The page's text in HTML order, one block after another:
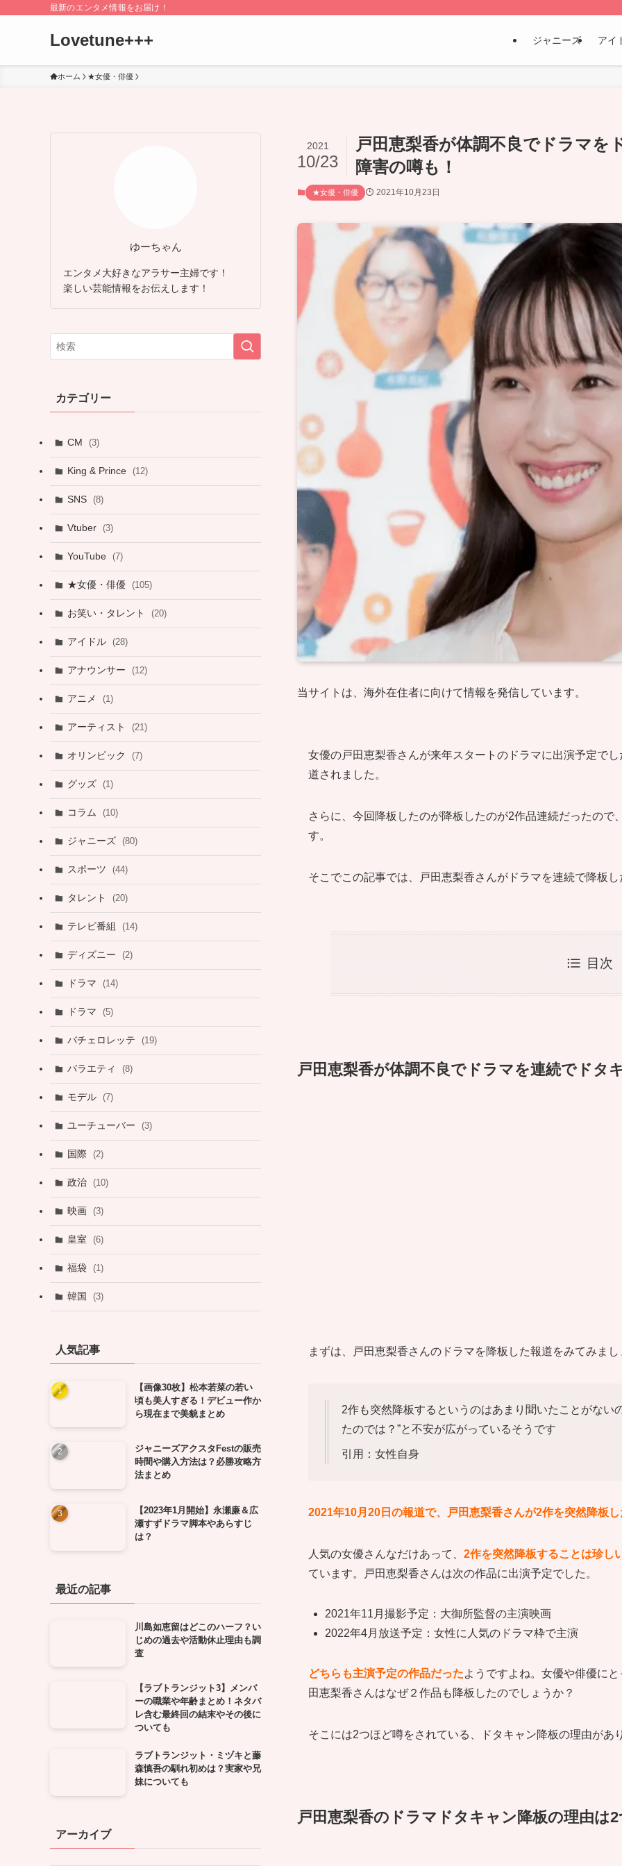
最新のエンタメ情報をお届け！
Lovetune+++ ジャニーズ アイ
ホーム ★女優・俳優
戸田恵梨香が体調不良でドラマを
障害の噂も！
2021
10/23
★女優・俳優 2021年10月23日
当サイトは、海外在住者に向けて情報を発信しています。
女優の戸田恵梨香さんが来年スタートのドラマに出演予定で
道されました。
さらに、今回降板したのが降板したのが2作品連続だったの
す。
そこでこの記事では、戸田恵梨香さんがドラマを連続で降板し
目次
戸田恵梨香が体調不良でドラマを連続でドタ
まずは、戸田恵梨香さんのドラマを降板した報道をみてみまし
2作も突然降板するというのはあまり聞いたことがない
たのでは？”と不安が広がっているそうです
引用：女性自身
2021年10月20日の報道で、戸田恵梨香さんが2作を突然降板し
人気の女優さんなだけあって、 2作を突然降板することは珍し
ています。戸田恵梨香さんは次の作品に出演予定でした。
2021年11月撮影予定：大御所監督の主演映画
2022年4月放送予定：女性に人気のドラマ枠で主演
どちらも主演予定の作品だったようですよね。女優や俳優に
田恵梨香さんはなぜ２作品も降板したのでしょうか？
そこには2つほど噂をされている、ドタキャン降板の理由があ
戸田恵梨香のドラマドタキャン降板の理由は2
ゆーちゃん
エンタメ大好きなアラサー主婦です！
楽しい芸能情報をお伝えします！
カテゴリー
CM (3)
King & Prince (12)
SNS (8)
Vtuber (3)
YouTube (7)
★女優・俳優 (105)
お笑い・タレント (20)
アイドル (28)
アナウンサー (12)
アニメ (1)
アーティスト (21)
オリンピック (7)
グッズ (1)
コラム (10)
ジャニーズ (80)
スポーツ (44)
タレント (20)
テレビ番組 (14)
ディズニー (2)
ドラマ (14)
ドラマ (5)
バチェロレッテ (19)
バラエティ (8)
モデル (7)
ユーチューバー (3)
国際 (2)
政治 (10)
映画 (3)
皇室 (6)
福袋 (1)
韓国 (3)
人気記事
【画像30枚】松本若菜の若い
頃も美人すぎる！デビュー作か
ら現在まで美貌まとめ
ジャニーズアクスタFestの販売
時間や購入方法は？必勝攻略方
法まとめ
【2023年1月開始】永瀬廉＆広
瀬すずドラマ脚本やあらすじ
は？
最近の記事
川島如恵留はどこのハーフ？い
じめの過去や活動休止理由も調
査
【ラブトランジット3】メンバ
ーの職業や年齢まとめ！ネタバ
レ含む最終回の結末やその後に
ついても
ラブトランジット・ミヅキと藤
森慎吾の馴れ初めは？実家や兄
妹についても
アーカイブ